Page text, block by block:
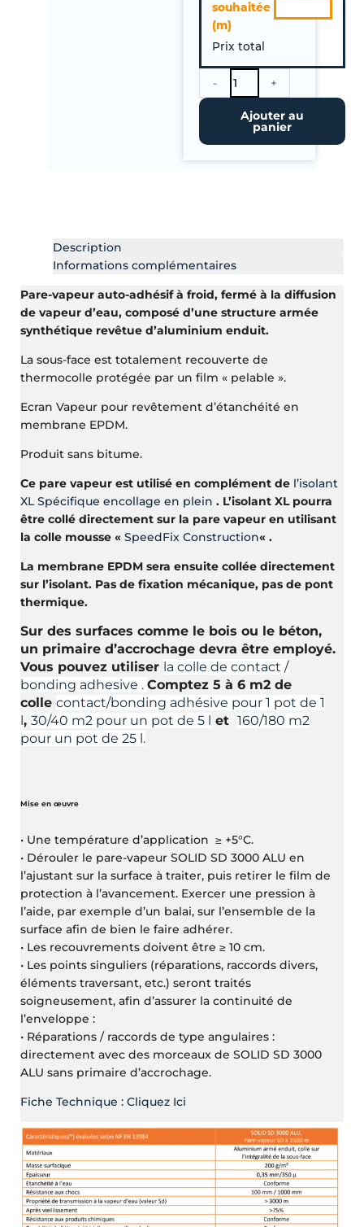
souhaitée
(m)
Prix total
-
Pare
Vapeur
Autocollant
SD
3000
+
Ajouter au
panier
Description
Informations complémentaires
Pare-vapeur auto-adhésif à froid, fermé à la diffusion
de vapeur d’eau, composé d’une structure armée
synthétique revêtue d’aluminium enduit.
La sous-face est totalement recouverte de
thermocolle protégée par un film « pelable ».
Ecran Vapeur pour revêtement d’étanchéité en
membrane EPDM.
Produit sans bitume.
Ce pare vapeur est utilisé en complément de l’isolant
XL Spécifique encollage en plein . L’isolant XL pourra
être collé directement sur la pare vapeur en utilisant
la colle mousse «SpeedFix Construction« .
La membrane EPDM sera ensuite collée directement
sur l’isolant. Pas de fixation mécanique, pas de pont
thermique.
Sur des surfaces comme le bois ou le béton,
un primaire d’accrochage devra être employé.
Vous pouvez utiliser la colle de contact /
bonding adhesive .Comptez 5 à 6 m2 de
collecontact/bonding adhésive pour 1 pot de 1
l,30/40 m2 pour un pot de 5 l et160/180 m2
pour un pot de 25 l.
Mise en œuvre
• Une température d’application ≥ +5°C.
• Dérouler le pare-vapeur SOLID SD 3000 ALU en
l’ajustant sur la surface à traiter, puis retirer le film de
protection à l’avancement. Exercer une pression à
l’aide, par exemple d’un balai, sur l’ensemble de la
surface afin de bien le faire adhérer.
• Les recouvrements doivent être ≥ 10 cm.
• Les points singuliers (réparations, raccords divers,
éléments traversant, etc.) seront traités
soigneusement, afin d’assurer la continuité de
l’enveloppe :
• Réparations / raccords de type angulaires :
directement avec des morceaux de SOLID SD 3000
ALU sans primaire d’accrochage.
Fiche Technique : Cliquez Ici